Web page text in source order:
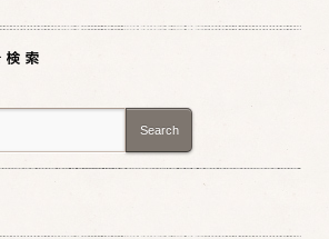
Search